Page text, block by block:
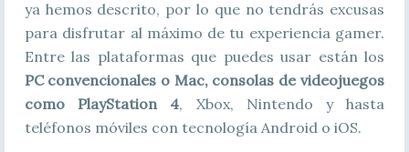
ya hemos descrito, por lo que no tendrás excusas
para disfrutar al máximo de tu experiencia gamer.
Entre las plataformas que puedes usar están los
PC convencionales o Mac, consolas de videojuegos
como PlayStation 4, Xbox, Nintendo y hasta
teléfonos móviles con tecnología Android o iOS.